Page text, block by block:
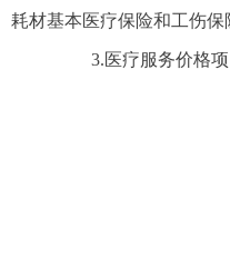
耗材基本医疗保险和工伤保
3.医疗服务价格项